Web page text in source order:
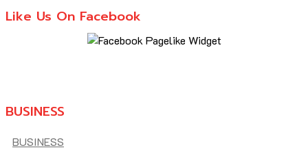
Like Us On Facebook
BUSINESS
BUSINESS